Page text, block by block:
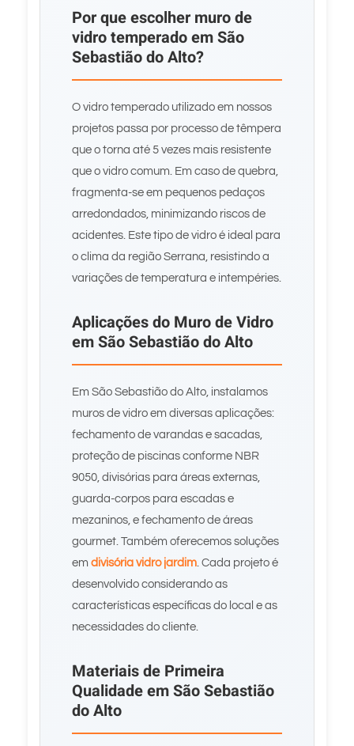
Por que escolher muro de
vidro temperado em São
Sebastião do Alto?
O vidro temperado utilizado em nossos
projetos passa por processo de têmpera
que o torna até 5 vezes mais resistente
que o vidro comum. Em caso de quebra,
fragmenta-se em pequenos pedaços
arredondados, minimizando riscos de
acidentes. Este tipo de vidro é ideal para
o clima da região Serrana, resistindo a
variações de temperatura e intempéries.
Aplicações do Muro de Vidro
em São Sebastião do Alto
Em São Sebastião do Alto, instalamos
muros de vidro em diversas aplicações:
fechamento de varandas e sacadas,
proteção de piscinas conforme NBR
9050, divisórias para áreas externas,
guarda-corpos para escadas e
mezaninos, e fechamento de áreas
gourmet. Também oferecemos soluções
em divisória vidro jardim. Cada projeto é
desenvolvido considerando as
características específicas do local e as
necessidades do cliente.
Materiais de Primeira
Qualidade em São Sebastião
do Alto